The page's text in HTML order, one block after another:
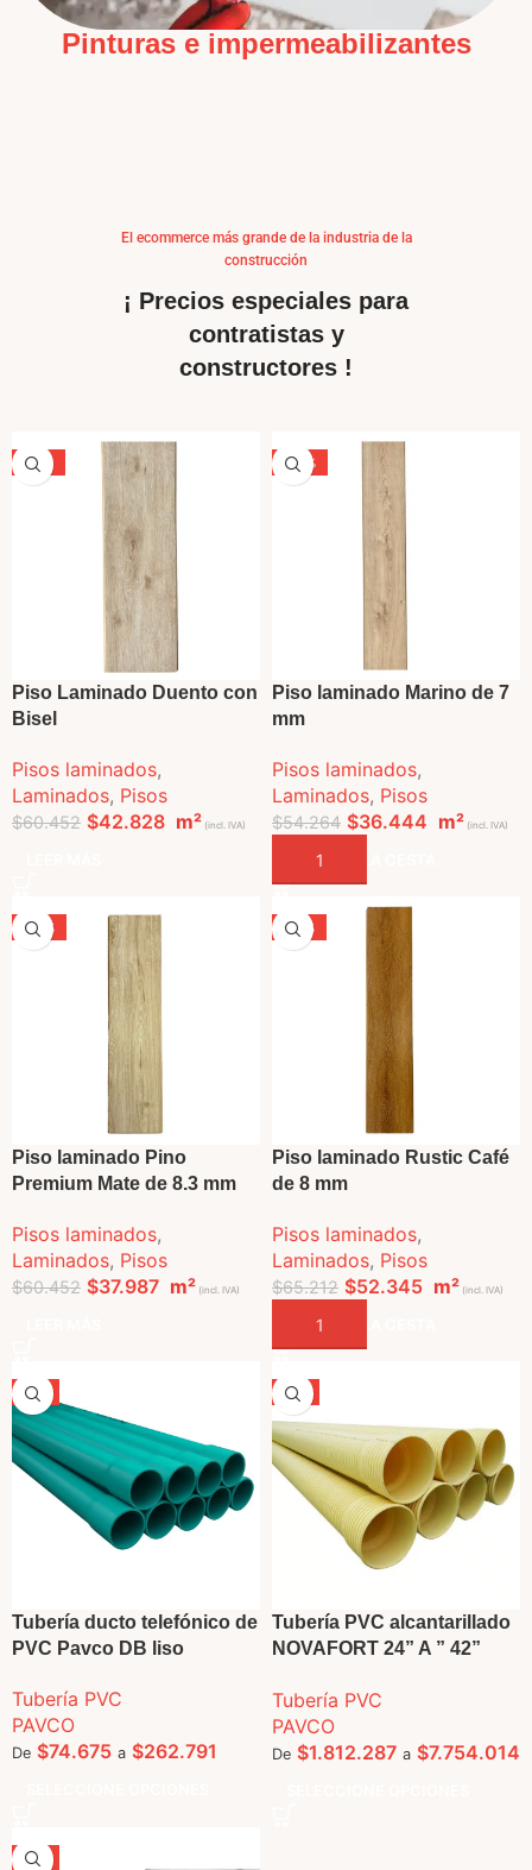
Pinturas e impermeabilizantes
El ecommerce más grande de la industria de la
construcción
¡ Precios especiales para
contratistas y
constructores !
-29%
VENDIDO
Piso Laminado Duento con
Bisel
Pisos laminados,
Laminados, Pisos
$60.452 $42.828 m² (incl. IVA)
-33%
Piso laminado Marino de 7
mm
Pisos laminados,
Laminados, Pisos
$54.264 $36.444 m² (incl. IVA)
AÑADIR A LA CESTA
-37%
VENDIDO
Piso laminado Pino
Premium Mate de 8.3 mm
Pisos laminados,
Laminados, Pisos
$60.452 $37.987 m² (incl. IVA)
-20%
Piso laminado Rustic Café
de 8 mm
Pisos laminados,
Laminados, Pisos
$65.212 $52.345 m² (incl. IVA)
AÑADIR A LA CESTA
-5%
Tubería ducto telefónico de
PVC Pavco DB liso
Tubería PVC
PAVCO
De $74.675 a $262.791
-5%
Tubería PVC alcantarillado
NOVAFORT 24” A ” 42”
Tubería PVC
PAVCO
De $1.812.287 a $7.754.014
-5%